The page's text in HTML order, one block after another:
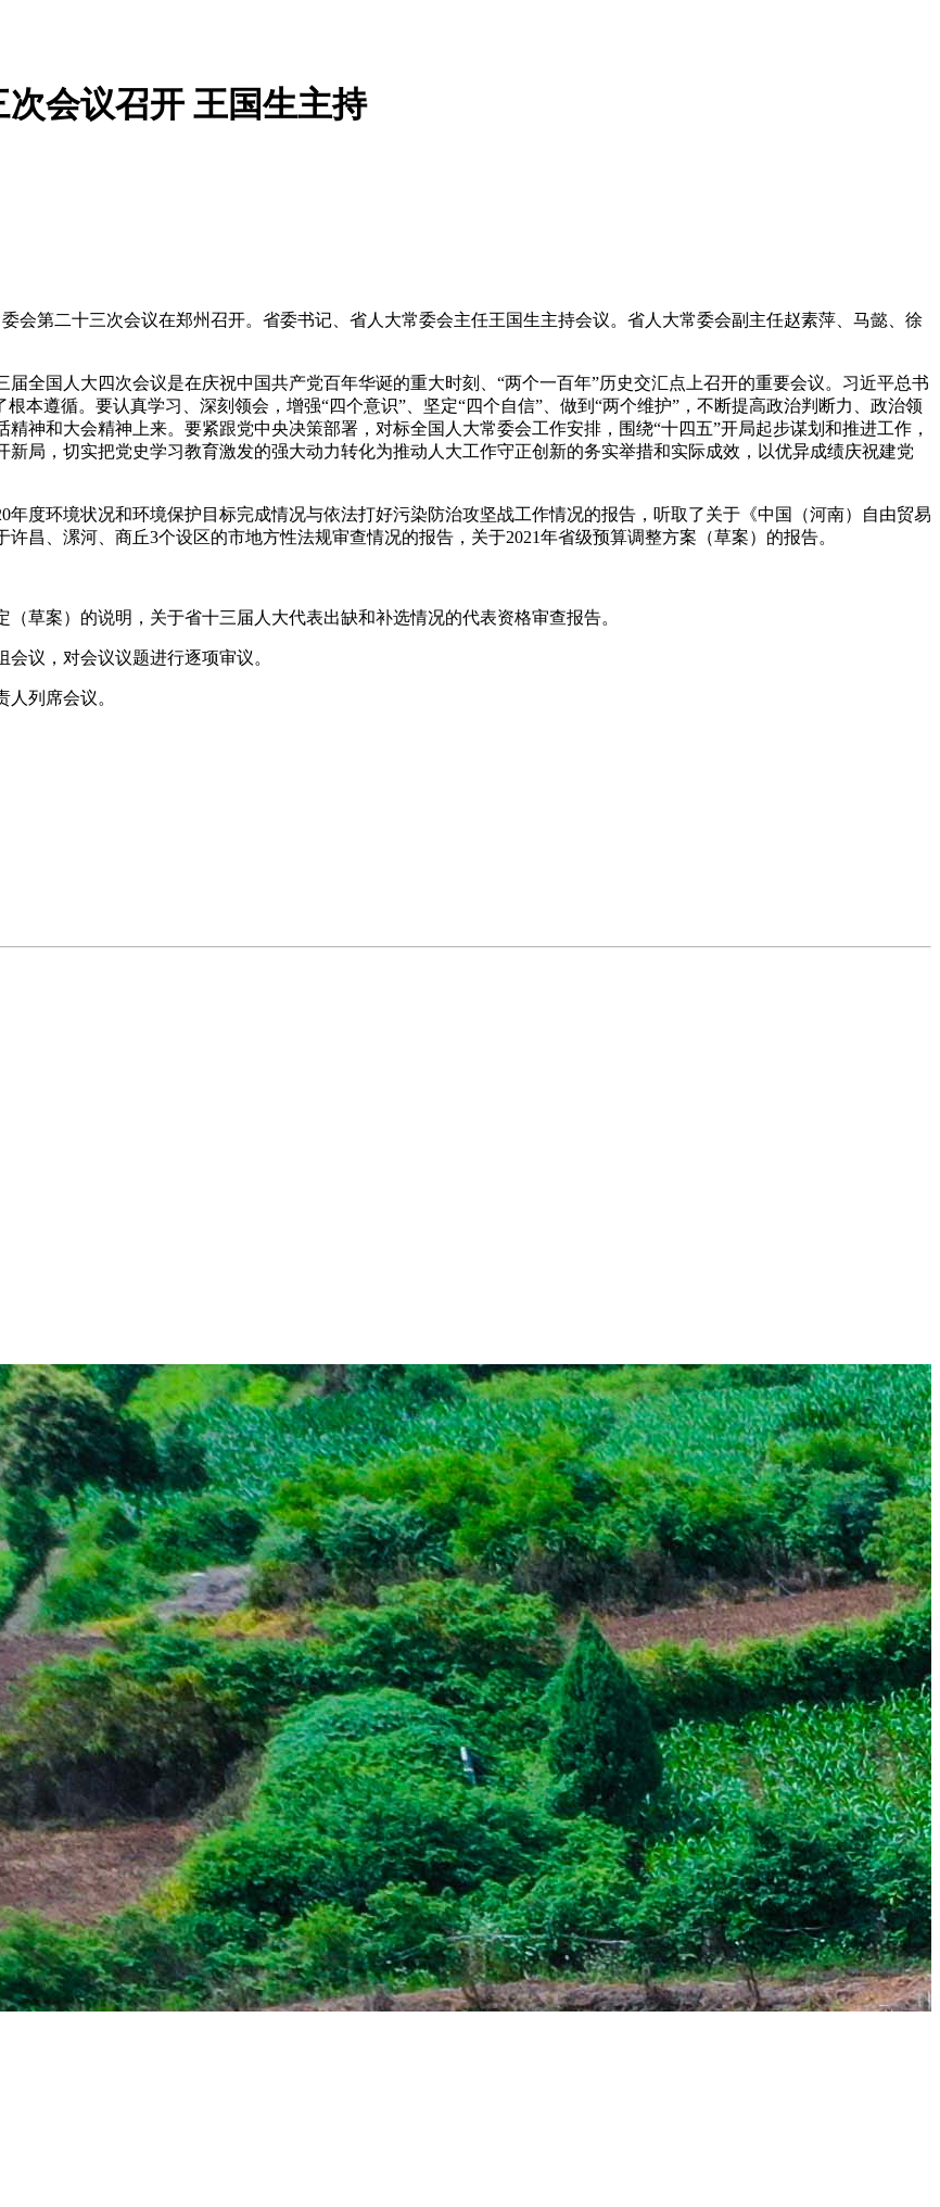
会议召开 王国生主持
第二十三次会议在郑州召开。省委书记、省人大常委会主任王国生主持会议。省人大常委会副主任赵素萍、马懿、徐
国人大四次会议是在庆祝中国共产党百年华诞的重大时刻、“两个一百年”历史交汇点上召开的重要会议。习近平总书
本遵循。要认真学习、深刻领会，增强“四个意识”、坚定“四个自信”、做到“两个维护”，不断提高政治判断力、政治领
神和大会精神上来。要紧跟党中央决策部署，对标全国人大常委会工作安排，围绕“十四五”开局起步谋划和推进工作，
局，切实把党史学习教育激发的强大动力转化为推动人大工作守正创新的务实举措和实际成效，以优异成绩庆祝建党
环境状况和环境保护目标完成情况与依法打好污染防治攻坚战工作情况的报告，听取了关于《中国（河南）自由贸易
昌、漯河、商丘3个设区的市地方性法规审查情况的报告，关于2021年省级预算调整方案（草案）的报告。
案）的说明，关于省十三届人大代表出缺和补选情况的代表资格审查报告。
议，对会议议题进行逐项审议。
列席会议。